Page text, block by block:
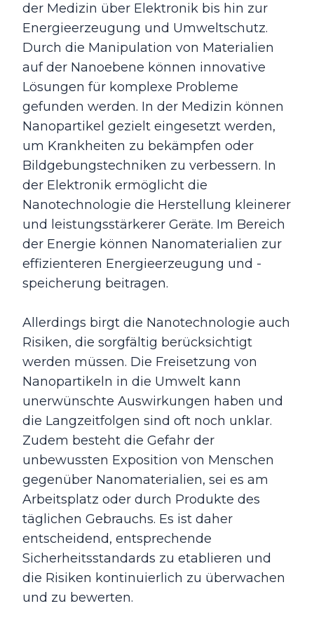
der Medizin über Elektronik bis hin zur
Energieerzeugung und Umweltschutz.
Durch die Manipulation von Materialien
auf der Nanoebene können innovative
Lösungen für komplexe Probleme
gefunden werden. In der Medizin können
Nanopartikel gezielt eingesetzt werden,
um Krankheiten zu bekämpfen oder
Bildgebungstechniken zu verbessern. In
der Elektronik ermöglicht die
Nanotechnologie die Herstellung kleinerer
und leistungsstärkerer Geräte. Im Bereich
der Energie können Nanomaterialien zur
effizienteren Energieerzeugung und -
speicherung beitragen.
Allerdings birgt die Nanotechnologie auch
Risiken, die sorgfältig berücksichtigt
werden müssen. Die Freisetzung von
Nanopartikeln in die Umwelt kann
unerwünschte Auswirkungen haben und
die Langzeitfolgen sind oft noch unklar.
Zudem besteht die Gefahr der
unbewussten Exposition von Menschen
gegenüber Nanomaterialien, sei es am
Arbeitsplatz oder durch Produkte des
täglichen Gebrauchs. Es ist daher
entscheidend, entsprechende
Sicherheitsstandards zu etablieren und
die Risiken kontinuierlich zu überwachen
und zu bewerten.